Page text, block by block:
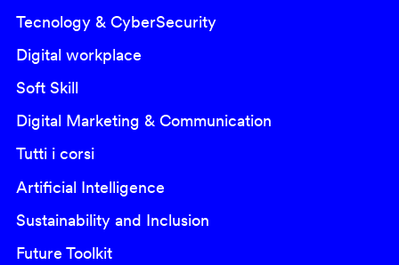
Tecnology & CyberSecurity
Digital workplace
Soft Skill
Digital Marketing & Communication
Tutti i corsi
Artificial Intelligence
Sustainability and Inclusion
Future Toolkit